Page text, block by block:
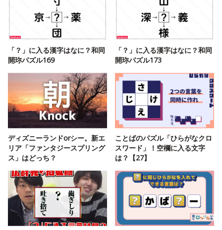
「？」に入る漢字はなに？和同
開珎パズル169
「？」に入る漢字はなに？和同
開珎パズル173
ディズニーランドorシー。新エ
リア「ファンタジースプリング
ス」はどっち？
ことばのパズル「ひらがなクロ
スワード」！空欄に入る文字
は？【27】